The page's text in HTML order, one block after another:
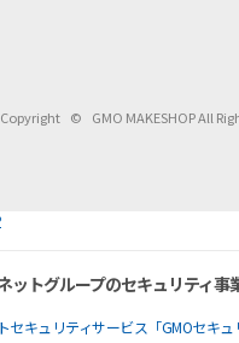
Copyright © GMO MAKESHOP All
ットグループのセキュリティ事
セキュリティサービス「GMOセキュ